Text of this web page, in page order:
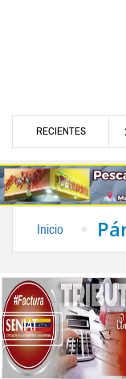
RECIENTESAlerta en
Inicio